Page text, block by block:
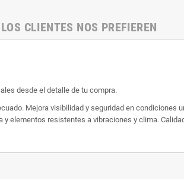
CLIENTES NOS PREFIEREN
desde el detalle de tu compra.
Mejora visibilidad y seguridad en condiciones
elementos resistentes a vibraciones y clima.